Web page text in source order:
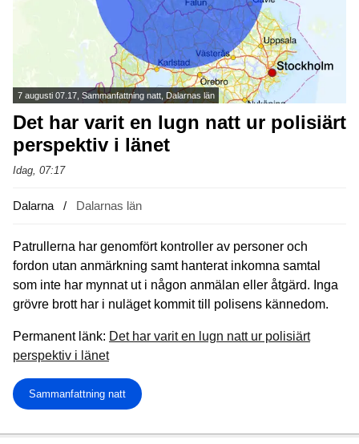
7 augusti 07.17, Sammanfattning natt, Dalarnas län
Det har varit en lugn natt ur polisiärt
perspektiv i länet
Idag, 07:17
Dalarna Dalarnas län
Patrullerna har genomfört kontroller av personer och
fordon utan anmärkning samt hanterat inkomna samtal
som inte har mynnat ut i någon anmälan eller åtgärd. Inga
grövre brott har i nuläget kommit till polisens kännedom.
Permanent länk: Det har varit en lugn natt ur polisiärt
perspektiv i länet
Sammanfattning natt